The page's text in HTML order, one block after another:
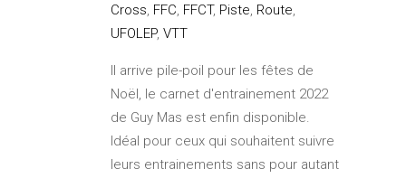
Cross, FFC, FFCT, Piste, Route,
UFOLEP, VTT
Il arrive pile-poil pour les fêtes de
Noël, le carnet d'entrainement 2022
de Guy Mas est enfin disponible.
Idéal pour ceux qui souhaitent suivre
leurs entrainements sans pour autant